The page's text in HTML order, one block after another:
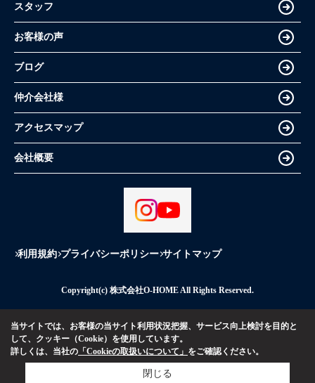
スタッフ
お客様の声
ブログ
仲介会社様
アクセスマップ
会社概要
利用規約 プライバシーポリシー サイトマップ
Copyright(c) 株式会社O-HOME All Rights Reserved.
当サイトでは、お客様の当サイト利用状況把握、サービス向上検討を目的と
して、クッキー（Cookie）を使用しています。
詳しくは、当社の 「Cookieの取扱いについて」 をご確認ください。
閉じる